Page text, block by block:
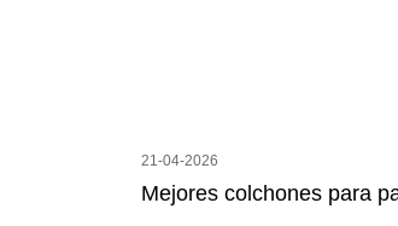
21-04-2026
Mejores colchones para